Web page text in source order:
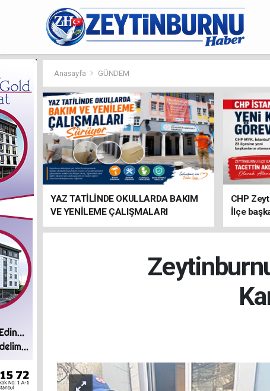
Anasayfa GÜNDEM
YAZ TATİLİNDE OKULLARDA BAKIM
VE YENİLEME ÇALIŞMALARI
SÜRÜYOR
CHP
İlçe
atandı